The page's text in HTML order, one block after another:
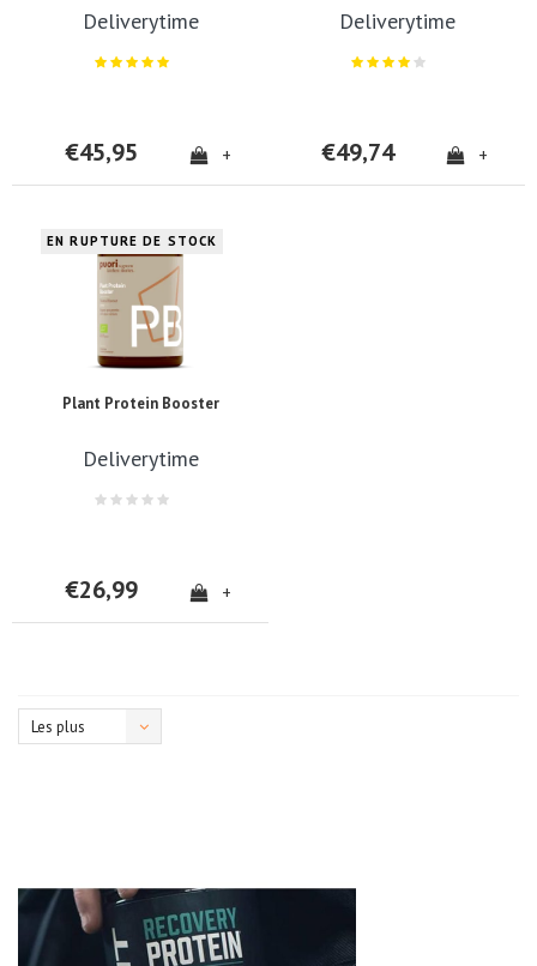
Deliverytime
€45,95 +
Deliverytime
€49,74 +
EN RUPTURE DE STOCK
Plant Protein Booster
Deliverytime
€26,99 +
Les plus